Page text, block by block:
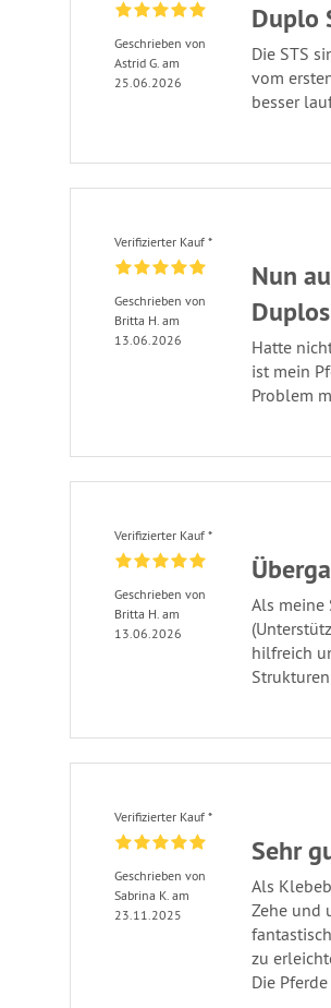
Geschrieben von
Astrid G. am
25.06.2026
Duplo
Die STS
vom
besser
Verifizierter Kauf *
Geschrieben von
Britta H. am
13.06.2026
Nun
Hatte
ist mein
Problem
Verifizierter Kauf *
Geschrieben von
Britta H. am
13.06.2026
Als meine
hilfreich
Verifizierter Kauf *
Geschrieben von
Sabrina K. am
23.11.2025
Sehr
Als
Zehe und
zu
Die